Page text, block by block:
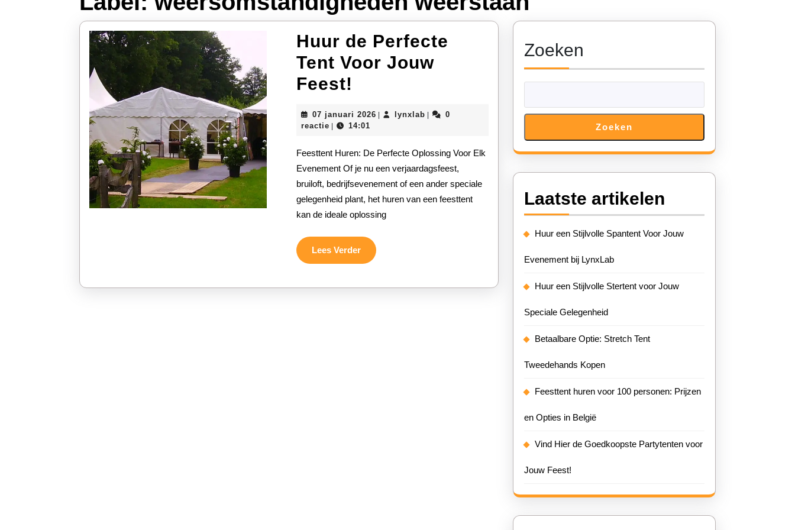
Huur de Perfecte
Tent Voor Jouw
Feest!
Perfecte
Tent
Voor
Jouw
Feest!
07 januari 202607
lynxlablynxlab
0
reactie
14:01
Feesttent Huren: De Perfecte Oplossing Voor Elk
Evenement Of je nu een verjaardagsfeest,
bruiloft, bedrijfsevenement of een ander speciale
gelegenheid plant, het huren van een feesttent
kan de ideale oplossing
Lees VerderLees
Verder
Zoeken
Zoeken
Laatste artikelen
Huur een Stijlvolle Spantent Voor Jouw
Evenement bij LynxLab
Huur een Stijlvolle Stertent voor Jouw
Speciale Gelegenheid
Betaalbare Optie: Stretch Tent
Tweedehands Kopen
Feesttent huren voor 100 personen: Prijzen
en Opties in België
Vind Hier de Goedkoopste Partytenten voor
Jouw Feest!